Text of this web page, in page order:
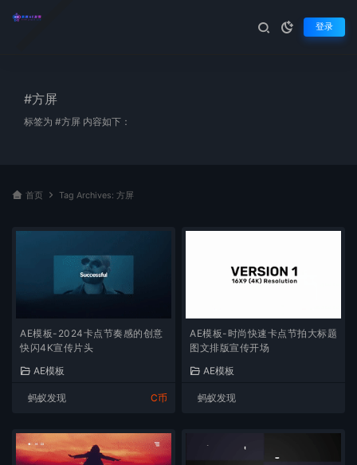
登录
#方屏
标签为 #方屏 内容如下：
首页 Tag Archives: 方屏
AE模板-2024卡点节奏感的创意
快闪4K宣传片头
AE模板
蚂蚁发现 C币
AE模板-时尚快速卡点节拍大标题
图文排版宣传开场
AE模板
蚂蚁发现